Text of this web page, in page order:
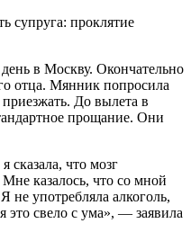
супруга: проклятие
в Москву. Окончательно
отца. Мянник попросила
До вылета в
прощание. Они
сказала, что мозг
казалось, что со мной
не употребляла алкоголь,
это свело с ума», — заявила